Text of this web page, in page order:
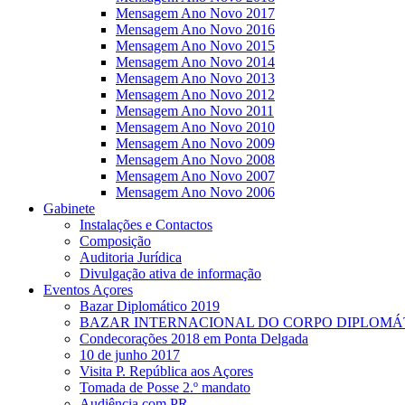
Mensagem Ano Novo 2017
Mensagem Ano Novo 2016
Mensagem Ano Novo 2015
Mensagem Ano Novo 2014
Mensagem Ano Novo 2013
Mensagem Ano Novo 2012
Mensagem Ano Novo 2011
Mensagem Ano Novo 2010
Mensagem Ano Novo 2009
Mensagem Ano Novo 2008
Mensagem Ano Novo 2007
Mensagem Ano Novo 2006
Gabinete
Instalações e Contactos
Composição
Auditoria Jurídica
Divulgação ativa de informação
Eventos Açores
Bazar Diplomático 2019
BAZAR INTERNACIONAL DO CORPO
Condecorações 2018 em Ponta Delgada
10 de junho 2017
Visita P. República aos Açores
Tomada de Posse 2.º mandato